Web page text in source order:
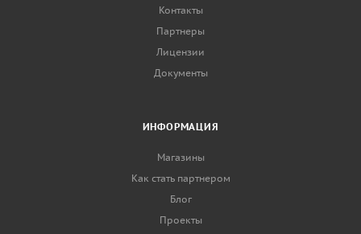
Контакты
Партнеры
Лицензии
Документы
ИНФОРМАЦИЯ
Магазины
Как стать партнером
Блог
Проекты